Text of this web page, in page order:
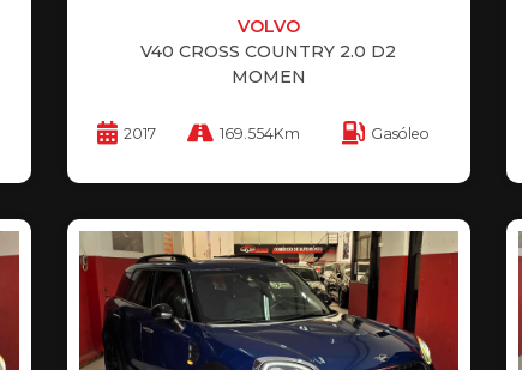
VOLVO
V40 CROSS COUNTRY 2.0 D2
MOMEN
2017 169.554Km Gasóleo